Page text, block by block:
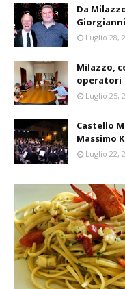
Da
Giorgianni
Luglio 28,
Milazzo,
operatori
Luglio 25,
Castello
Massimo
Luglio 22,